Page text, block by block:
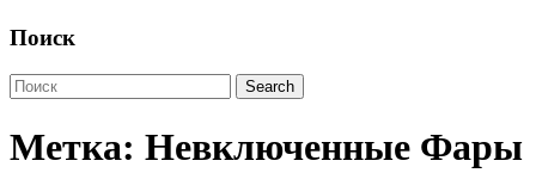
Поиск
Метка: Невключенные Фары